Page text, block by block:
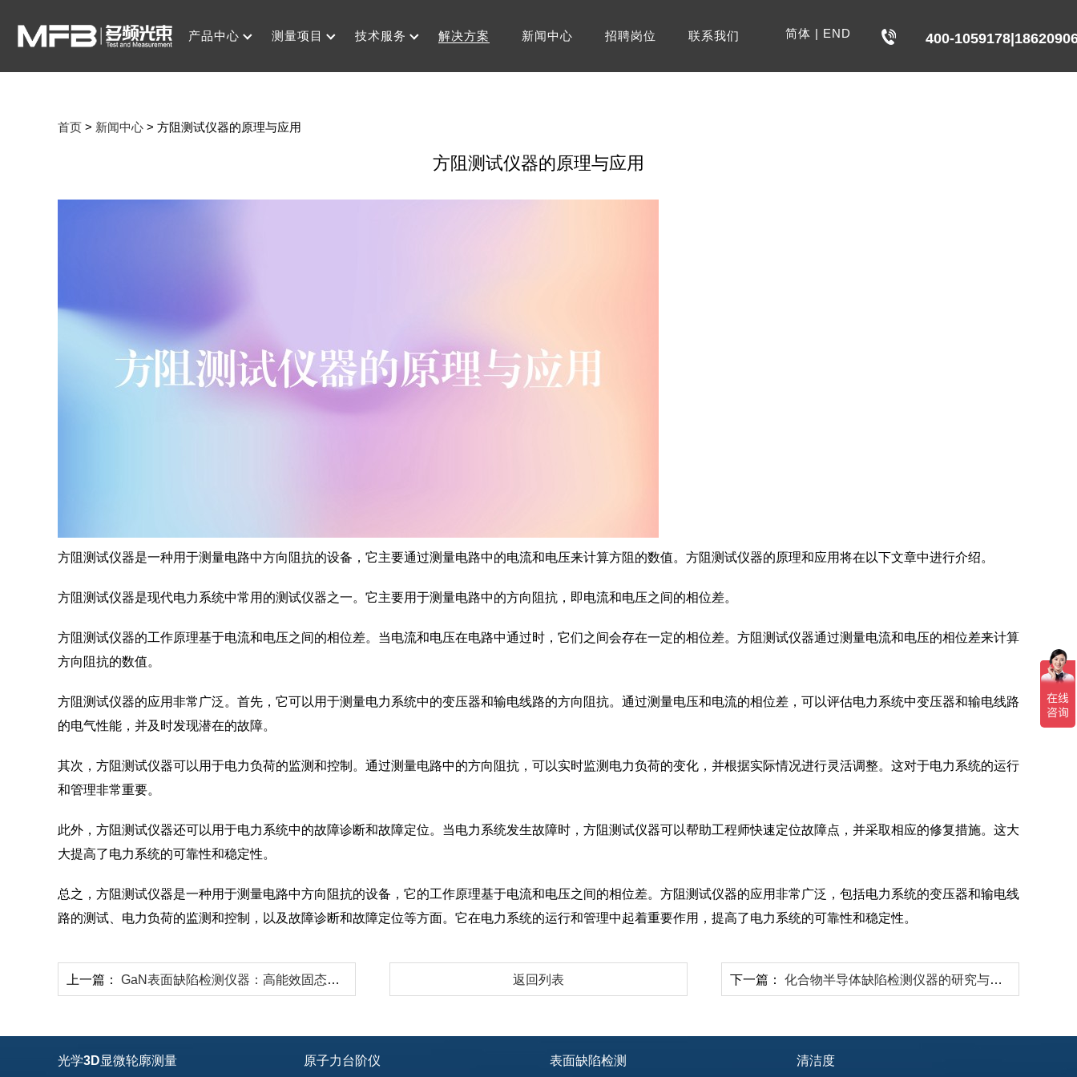
产品中心 测量项目 技术服务 解决方案 新闻中心 招聘岗位 联系我们 简体 | END 400-
首页 > 新闻中心 > 方阻测试仪器的原理与应用
方阻测试仪器的原理与应用
方阻测试仪器是一种用于测量电路中方向阻抗的设备，它主要通过测量电路中的电流和电压来计算方阻的数值。方阻测试仪器的原理和应用将在以下文章中进行介绍。
方阻测试仪器是现代电力系统中常用的测试仪器之一。它主要用于测量电路中的方向阻抗，即电流和电压之间的相位差。
方阻测试仪器的工作原理基于电流和电压之间的相位差。当电流和电压在电路中通过时，它们之间会存在一定的相位差。方阻测试仪器通过测量电流和电压的相位差来计算
方向阻抗的数值。
方阻测试仪器的应用非常广泛。首先，它可以用于测量电力系统中的变压器和输电线路的方向阻抗。通过测量电压和电流的相位差，可以评估电力系统中变压器和输电线路
的电气性能，并及时发现潜在的故障。
其次，方阻测试仪器可以用于电力负荷的监测和控制。通过测量电路中的方向阻抗，可以实时监测电力负荷的变化，并根据实际情况进行灵活调整。这对于电力系统的运行
和管理非常重要。
此外，方阻测试仪器还可以用于电力系统中的故障诊断和故障定位。当电力系统发生故障时，方阻测试仪器可以帮助工程师快速定位故障点，并采取相应的修复措施。这大
大提高了电力系统的可靠性和稳定性。
总之，方阻测试仪器是一种用于测量电路中方向阻抗的设备，它的工作原理基于电流和电压之间的相位差。方阻测试仪器的应用非常广泛，包括电力系统的变压器和输电线
路的测试、电力负荷的监测和控制，以及故障诊断和故障定位等方面。它在电力系统的运行和管理中起着重要作用，提高了电力系统的可靠性和稳定性。
上一篇： GaN表面缺陷检测仪器：高能效固态照射法 返回列表 下一篇： 化合物半导体缺陷检测仪器的研究与应用
光学3D显微轮廓测量 原子力台阶仪 表面缺陷检测 清洁度